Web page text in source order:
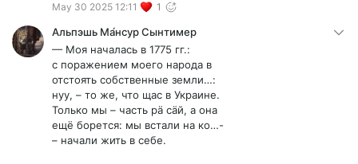
May 30 2025 12:11 1
Альпэшь Ма́нсур Сынтимер
— Моя началась в 1775 гг.:
с поражением моего народа в
отстоять собственные земли…:
нуу, – то же, что щас в Украине.
Только мы – часть рä сäй, а она
ещё борется: мы встали на ко…-
– начали жить в себе.